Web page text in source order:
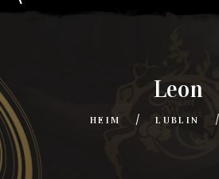
Leon
HEIM LUBLIN